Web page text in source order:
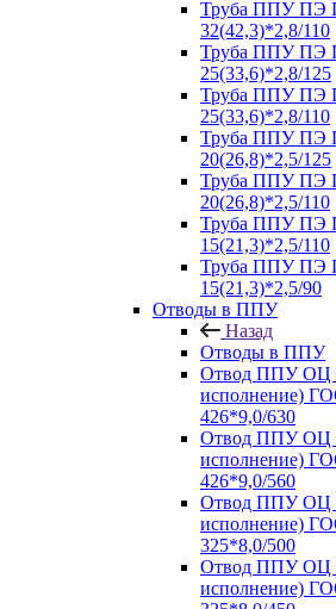
Труба ППУ ПЭ
32(42,3)*2,8/110
Труба ППУ ПЭ
25(33,6)*2,8/125
Труба ППУ ПЭ
25(33,6)*2,8/110
Труба ППУ ПЭ
20(26,8)*2,5/125
Труба ППУ ПЭ
20(26,8)*2,5/110
Труба ППУ ПЭ
15(21,3)*2,5/110
Труба ППУ ПЭ
15(21,3)*2,5/90
Отводы в ППУ
Назад
Отводы в ППУ
Отвод ППУ ОЦ
исполнение)
426*9,0/630
Отвод ППУ ОЦ
исполнение)
426*9,0/560
Отвод ППУ ОЦ
исполнение)
325*8,0/500
Отвод ППУ ОЦ
исполнение)